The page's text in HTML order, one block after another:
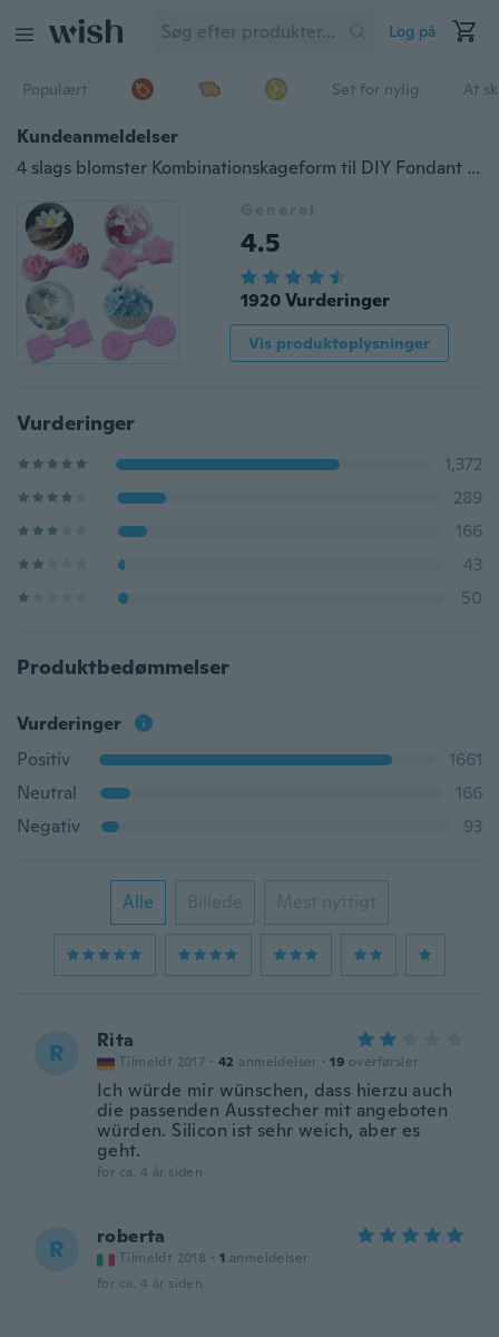
Log på
Populært Set for nylig At
Kundeanmeldelser
4 slags blomster Kombinationskageform til DIY Fondant Cake Decorating Supplies Silikone Mold Bageværktøj
Generel
4.5
1920 Vurderinger
Vis produktoplysninger
Vurderinger
1,372
289
166
43
50
Produktbedømmelser
Vurderinger
Positiv
1661
Neutral
166
Negativ
93
Alle Billede Mest nyttigt
R Rita
Tilmeldt 2017 · 42 anmeldelser · 19 overførsler
Ich würde mir wünschen, dass hierzu auch
die passenden Ausstecher mit angeboten
würden. Silicon ist sehr weich, aber es
geht.
for ca. 4 år siden
R roberta
Tilmeldt 2018 · 1 anmeldelser
for ca. 4 år siden